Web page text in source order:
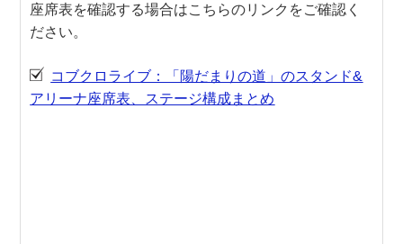
座席表を確認する場合はこちらのリンクをご確認く
ださい。
コブクロライブ：「陽だまりの道」のスタンド&
アリーナ座席表、ステージ構成まとめ